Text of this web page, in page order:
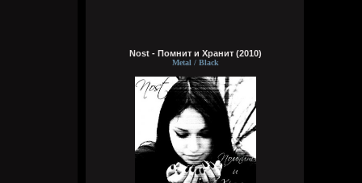
до сих пор не создали такую хуйню?
Приходится недолго жить и умирать
Bestial
Вчера в 20:36:12
typical crabs
Вчера в 18:03:33
Nost - Помнит и Хранит (2010)
Metal / Black